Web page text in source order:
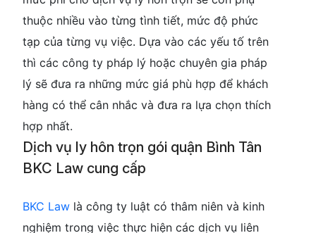
thuộc nhiều vào từng tình tiết, mức độ phức
tạp của từng vụ việc. Dựa vào các yếu tố trên
thì các công ty pháp lý hoặc chuyên gia pháp
lý sẽ đưa ra những mức giá phù hợp để khách
hàng có thể cân nhắc và đưa ra lựa chọn thích
hợp nhất.
Dịch vụ ly hôn trọn gói quận Bình Tân
BKC Law cung cấp
BKC Law là công ty luật có thâm niên và kinh
nghiệm trong việc thực hiện các dịch vụ liên